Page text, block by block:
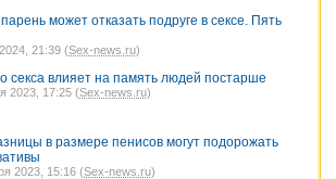
может отказать подруге в сексе. Пять
21:39 (Sex-news.ru)
секса влияет на память людей постарше
2023, 17:25 (Sex-news.ru)
в размере пенисов могут подорожать
2023, 15:16 (Sex-news.ru)